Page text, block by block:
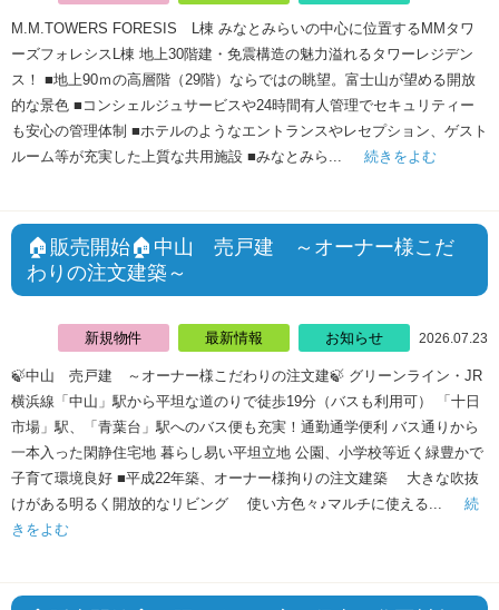
M.M.TOWERS FORESIS L棟 みなとみらいの中心に位置するMMタワ
ーズフォレシスL棟 地上30階建・免震構造の魅力溢れるタワーレジデン
ス！ ■地上90ｍの高層階（29階）ならではの眺望。富士山が望める開放
的な景色 ■コンシェルジュサービスや24時間有人管理でセキュリティー
も安心の管理体制 ■ホテルのようなエントランスやレセプション、ゲスト
ルーム等が充実した上質な共用施設 ■みなとみら...
続きをよむ
🏠販売開始🏠中山 売戸建 ～オーナー様こだ
わりの注文建築～
新規物件 最新情報 お知らせ 2026.07.23
🍃中山 売戸建 ～オーナー様こだわりの注文建🍃 グリーンライン・JR
横浜線「中山」駅から平坦な道のりで徒歩19分（バスも利用可） 「十日
市場」駅、「青葉台」駅へのバス便も充実！通勤通学便利 バス通りから
一本入った閑静住宅地 暮らし易い平坦立地 公園、小学校等近く緑豊かで
子育て環境良好 ■平成22年築、オーナー様拘りの注文建築 大きな吹抜
けがある明るく開放的なリビング 使い方色々♪マルチに使える...
続
きをよむ